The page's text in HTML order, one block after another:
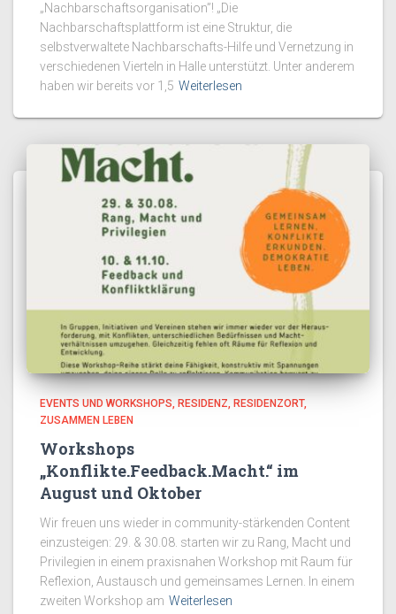
„Nachbarschaftsorganisation”! „Die
Nachbarschaftsplattform ist eine Struktur, die
selbstverwaltete Nachbarschafts-Hilfe und Vernetzung in
verschiedenen Vierteln in Halle unterstützt. Unter anderem
haben wir bereits vor 1,5 Weiterlesen
EVENTS UND WORKSHOPS RESIDENZ
RESIDENZORT
ZUSAMMEN LEBEN
Workshops
„Konflikte.Feedback.Macht.“ im
August und Oktober
Wir freuen uns wieder in community-stärkenden Content
einzusteigen: 29. & 30.08. starten wir zu Rang, Macht und
Privilegien in einem praxisnahen Workshop mit Raum für
Reflexion, Austausch und gemeinsames Lernen. In einem
zweiten Workshop am Weiterlesen